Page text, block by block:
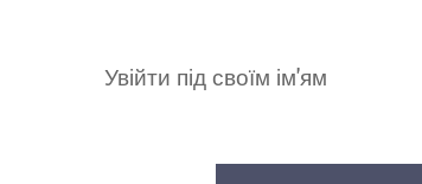
Увійти під своїм ім'ям